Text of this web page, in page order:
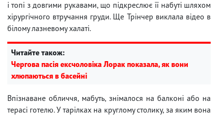
і топі з довгими рукавами, що підкреслює її набуті шляхом
хірургічного втручання груди. Ще Трінчер виклала відео в
білому лазневому халаті.
Читайте також:
Чергова пасія ексчоловіка Лорак показала, як вони
хлюпаються в басейні
Впізнаване обличчя, мабуть, знімалося на балконі або на
терасі готелю. У тарілках на круглому столику, за яким вона